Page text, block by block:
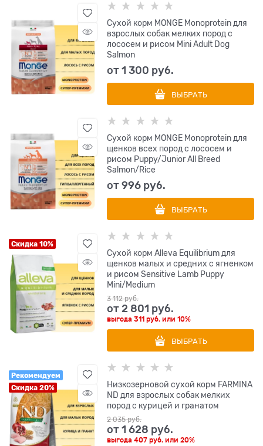
Сухой корм MONGE Monoprotein для
взрослых собак мелких пород с
лососем и рисом Mini Adult Dog
Salmon
от1 300 руб.
ВЫБРАТЬ
Сухой корм MONGE Monoprotein для
щенков всех пород с лососем и
рисом Puppy/Junior All Breed
Salmon/Rice
от996 руб.
ВЫБРАТЬ
Скидка 10%
Сухой корм Alleva Equilibrium для
щенков малых и средних с ягненком
и рисом Sensitive Lamb Puppy
Mini/Medium
3 112 руб.
от2 801 руб.
выгода311 руб. или10%
ВЫБРАТЬ
Рекомендуем
Скидка 20%
Низкозерновой cухой корм FARMINA
ND для взрослых собак мелких
пород с курицей и гранатом
2 035 руб.
от1 628 руб.
выгода407 руб. или20%